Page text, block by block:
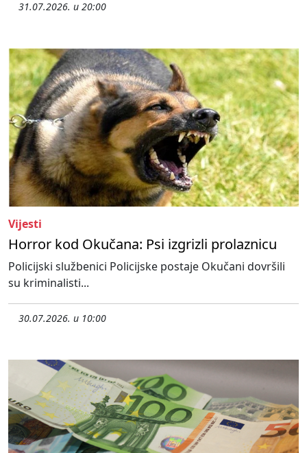
31.07.2026. u 20:00
Vijesti
Horror kod Okučana: Psi izgrizli prolaznicu
Policijski službenici Policijske postaje Okučani dovršili
su kriminalisti...
30.07.2026. u 10:00